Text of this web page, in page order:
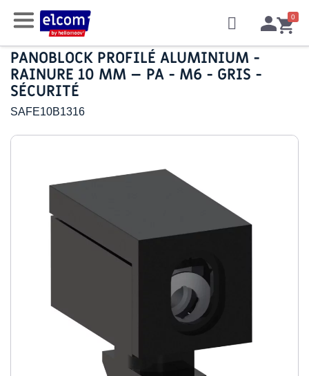
PANOBLOCK PROFILÉ ALUMINIUM -
RAINURE 10 MM – PA - M6 - GRIS -
SÉCURITÉ
SAFE10B1316